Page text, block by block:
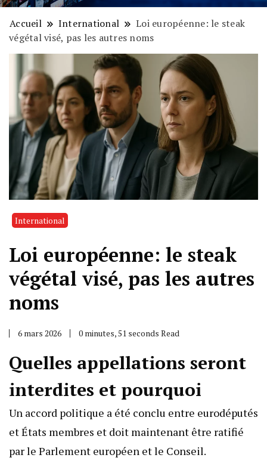
Accueil International
Loi européenne: le steak
végétal visé, pas les autres noms
International
Loi européenne: le steak
végétal visé, pas les autres
noms
6 mars 2026 0 minutes, 51 seconds Read
Quelles appellations seront
interdites et pourquoi
Un accord politique a été conclu entre eurodéputés
et États membres et doit maintenant être ratifié
par le Parlement européen et le Conseil.